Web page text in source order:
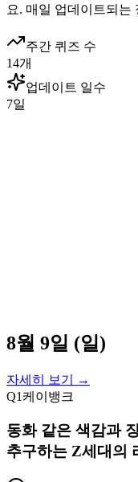
요. 매일 업데이트되는
주간 퀴즈 수
14개
업데이트 일수
7일
8월 9일 (일)
자세히 보기 →
Q1 케이뱅크
동화 같은 색감과
추구하는 Z세대의